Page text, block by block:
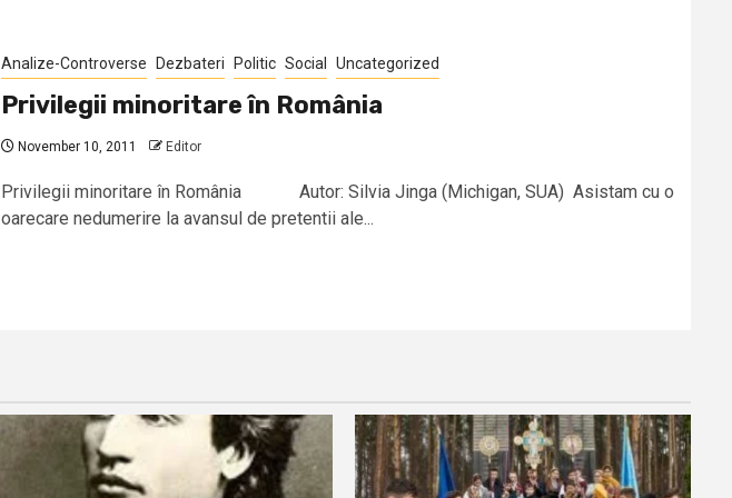
Analize-Controverse Dezbateri Politic Social Uncategorized
Privilegii minoritare în România
November 10, 2011 Editor
Privilegii minoritare în România Autor: Silvia Jinga (Michigan, SUA) Asistam cu o
oarecare nedumerire la avansul de pretentii ale...